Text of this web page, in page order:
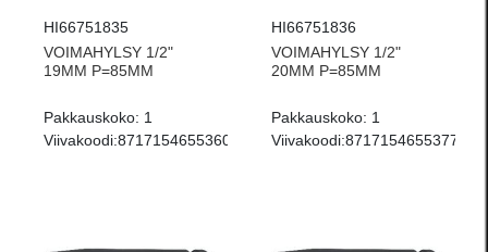
HI66751835
VOIMAHYLSY 1/2"
19MM P=85MM
Pakkauskoko: 1
Viivakoodi:8717154655360
HI66751836
VOIMAHYLSY 1/2"
20MM P=85MM
Pakkauskoko: 1
Viivakoodi:8717154655377